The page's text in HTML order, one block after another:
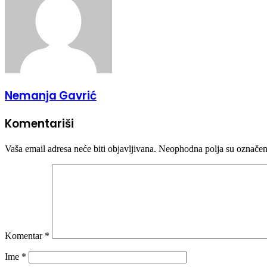
Nemanja Gavrić
Komentariši
Vaša email adresa neće biti objavljivana. Neophodna polja su
Komentar *
Ime *